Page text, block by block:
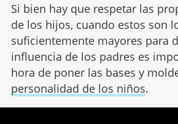
Si bien hay que respetar las
de los hijos, cuando estos son
suficientemente mayores para
influencia de los padres es
hora de poner las bases y
personalidad de los niños.